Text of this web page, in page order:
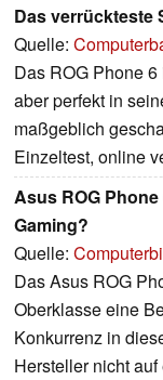
Das verrückteste
Quelle:
Das ROG Phone
aber perfekt in
maßgeblich
Einzeltest, online
Asus ROG
Gaming?
Quelle:
Das Asus ROG
Oberklasse eine
Konkurrenz in
Hersteller nicht